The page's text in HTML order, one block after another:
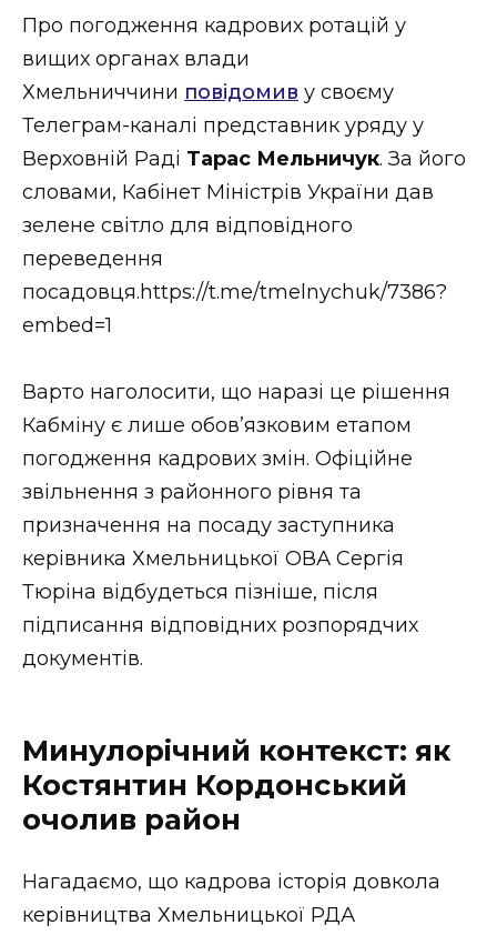
Про погодження кадрових ротацій у
вищих органах влади
Хмельниччини повідомив у своєму
Телеграм-каналі представник уряду у
Верховній Раді Тарас Мельничук. За його
словами, Кабінет Міністрів України дав
зелене світло для відповідного
переведення
посадовця.https://t.me/tmelnychuk/7386?
embed=1
Варто наголосити, що наразі це рішення
Кабміну є лише обов’язковим етапом
погодження кадрових змін. Офіційне
звільнення з районного рівня та
призначення на посаду заступника
керівника Хмельницької ОВА Сергія
Тюріна відбудеться пізніше, після
підписання відповідних розпорядчих
документів.
Минулорічний контекст: як
Костянтин Кордонський
очолив район
Нагадаємо, що кадрова історія довкола
керівництва Хмельницької РДА